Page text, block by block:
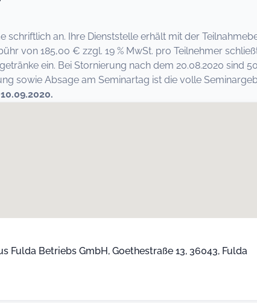
schriftlich an. Ihre Dienststelle erhält mit der
von 185,00 € zzgl. 19 % MwSt. pro Teilnehmer
ein. Bei Stornierung nach dem 20.08.2020 sind
sowie Absage am Seminartag ist die volle
10.09.2020.
Fulda Betriebs GmbH, Goethestraße 13, 36043, Fulda